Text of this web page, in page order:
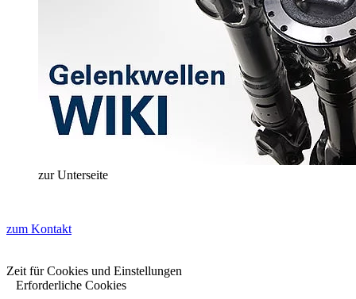
zur Unterseite
zum Kontakt
Zeit für Cookies und Einstellungen
Erforderliche Cookies